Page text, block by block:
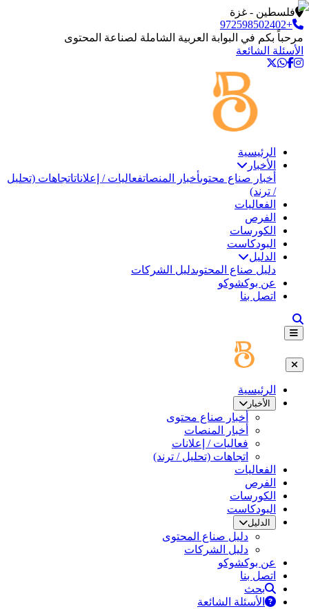
فلسطين - غزة
+972598502402
مرحباً بكم في البوابة العربية الشاملة لصناعة المحتوى
الأسئلة الشائعة
الرئيسية
الأخبار
أخبار صناع محتوىأخبار المنصاتفعاليات / إعلاناتاتجاهات (تحليل
/ ترند)
الفعاليات
الفرص
الكورسات
البودكاست
الدليل
دليل صناع المحتوىدليل الشركات
عن بوكشوكو
اتصل بنا
الرئيسية
الأخبار
أخبار صناع محتوى
أخبار المنصات
فعاليات / إعلانات
اتجاهات (تحليل / ترند)
الفعاليات
الفرص
الكورسات
البودكاست
الدليل
دليل صناع المحتوى
دليل الشركات
عن بوكشوكو
اتصل بنا
بحث
الأسئلة الشائعة